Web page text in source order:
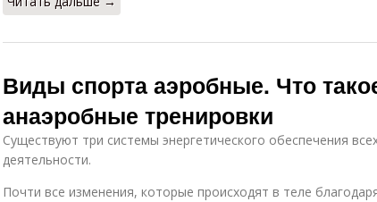
Виды спорта аэробные. Что
анаэробные тренировки
Существуют три системы энергетического обеспечения
деятельности.
Почти все изменения, которые происходят в теле